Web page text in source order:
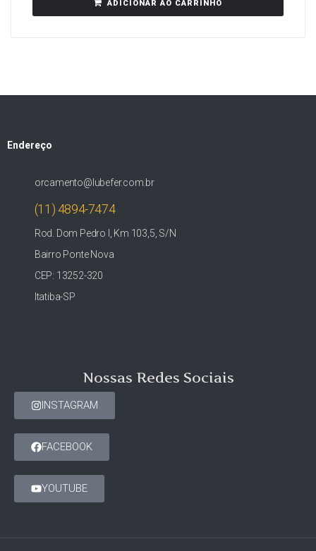
ADICIONAR AO CARRINHO
Endereço
orcamento@lubefer.com.br
(11) 4894-7474
Rod. Dom Pedro I, Km 103,5, S/N
Bairro Ponte Nova
CEP: 13252-320
Itatiba-SP
Nossas Redes Sociais
INSTAGRAM
FACEBOOK
YOUTUBE